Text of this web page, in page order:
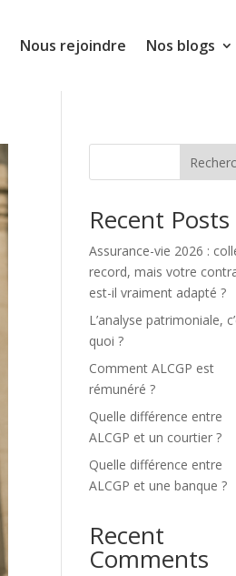
Nous rejoindre Nos blogs
Recent Posts
Assurance-vie 2026 :
record, mais votre
est-il vraiment adapté ?
L’analyse patrimoniale,
quoi ?
Comment ALCGP est
rémunéré ?
Quelle différence entre
ALCGP et un courtier ?
Quelle différence entre
ALCGP et une banque ?
Recent
Comments